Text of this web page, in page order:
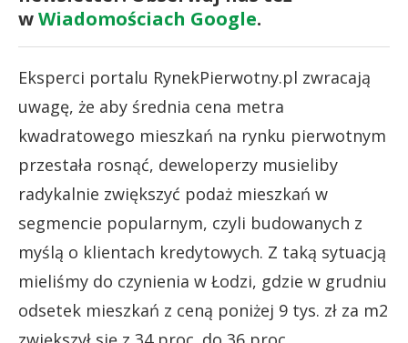
wWiadomościach Google.
Eksperci portalu RynekPierwotny.pl zwracają
uwagę, że aby średnia cena metra
kwadratowego mieszkań na rynku pierwotnym
przestała rosnąć, deweloperzy musieliby
radykalnie zwiększyć podaż mieszkań w
segmencie popularnym, czyli budowanych z
myślą o klientach kredytowych. Z taką sytuacją
mieliśmy do czynienia w Łodzi, gdzie w grudniu
odsetek mieszkań z ceną poniżej 9 tys. zł za m2